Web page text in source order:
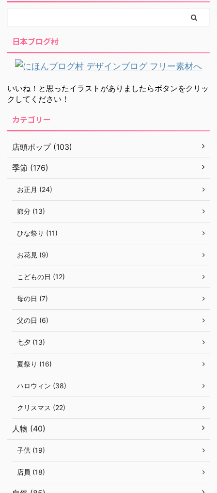
日本ブログ村
いいね！と思ったイラストがありましたらボタンをクリッ
クしてください！
カテゴリー
店頭ポップ (103)
季節 (176)
お正月 (24)
節分 (13)
ひな祭り (11)
お花見 (9)
こどもの日 (12)
母の日 (7)
父の日 (6)
七夕 (13)
夏祭り (16)
ハロウィン (38)
クリスマス (22)
人物 (40)
子供 (19)
店員 (18)